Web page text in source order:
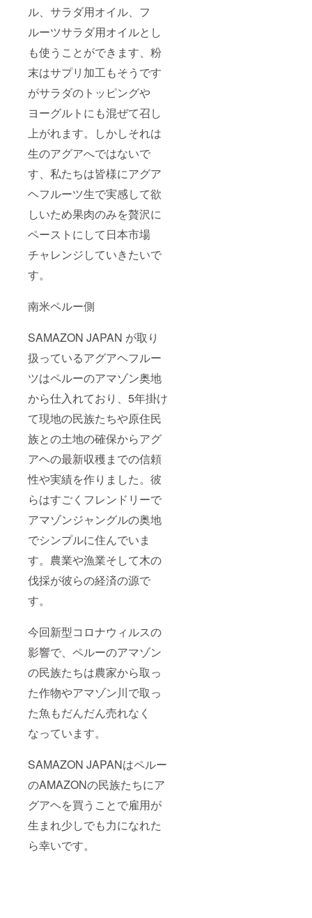
ル、サラダ用オイル、フ
ルーツサラダ用オイルとし
も使うことができます、粉
末はサプリ加工もそうです
がサラダのトッピングや
ヨーグルトにも混ぜて召し
上がれます。しかしそれは
生のアグアへではないで
す、私たちは皆様にアグア
ヘフルーツ生で実感して欲
しいため果肉のみを贅沢に
ペーストにして日本市場
チャレンジしていきたいで
す。
南米ペルー側
SAMAZON JAPAN が取り
扱っているアグアヘフルー
ツはペルーのアマゾン奥地
から仕入れており、5年掛け
て現地の民族たちや原住民
族との土地の確保からアグ
アヘの最新収穫までの信頼
性や実績を作りました。彼
らはすごくフレンドリーで
アマゾンジャングルの奥地
でシンプルに住んでいま
す。農業や漁業そして木の
伐採が彼らの経済の源で
す。
今回新型コロナウィルスの
影響で、ペルーのアマゾン
の民族たちは農家から取っ
た作物やアマゾン川で取っ
た魚もだんだん売れなく
なっています。
SAMAZON JAPANはペルー
のAMAZONの民族たちにア
グアヘを買うことで雇用が
生まれ少しでも力になれた
ら幸いです。